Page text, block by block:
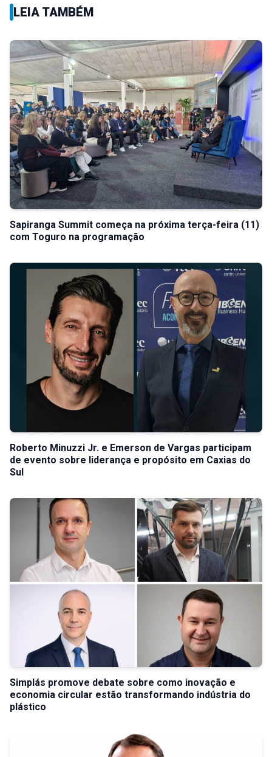
LEIA TAMBÉM
Sapiranga Summit começa na próxima terça-feira (11)
com Toguro na programação
Roberto Minuzzi Jr. e Emerson de Vargas participam
de evento sobre liderança e propósito em Caxias do
Sul
Simplás promove debate sobre como inovação e
economia circular estão transformando indústria do
plástico